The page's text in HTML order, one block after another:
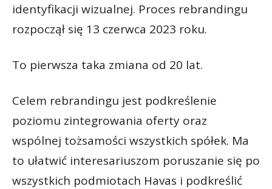
identyfikacji wizualnej. Proces rebrandingu
rozpoczął się 13 czerwca 2023 roku.
To pierwsza taka zmiana od 20 lat.
Celem rebrandingu jest podkreślenie
poziomu zintegrowania oferty oraz
wspólnej tożsamości wszystkich spółek. Ma
to ułatwić interesariuszom poruszanie się po
wszystkich podmiotach Havas i podkreślić